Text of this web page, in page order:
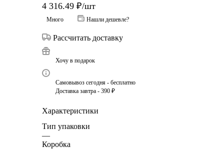
4 316.49 ₽/шт
Много Нашли дешевле?
Рассчитать доставку
Хочу в подарок
Самовывоз сегодня - бесплатно
Доставка завтра - 390 ₽
Характеристики
Тип упаковки
—
Коробка